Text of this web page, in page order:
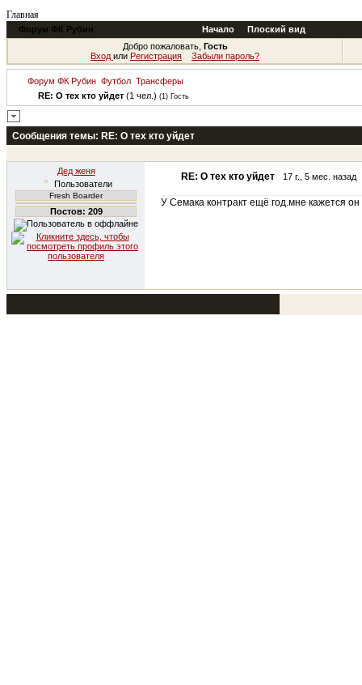
Главная
Форум ФК Рубин Начало
Плоский вид
Добро пожаловать, Гость
Вход или Регистрация Забыли пароль?
Форум ФК Рубин Футбол Трансферы
RE: О тех кто уйдет (1 чел.) (1) Гость
Сообщения темы: RE: О тех кто уйдет
Дед женя
Пользователи
Fresh Boarder
Постов: 209
RE: О тех кто уйдет 17 г., 5 мес. назад
У Семака контракт ещё год.мне кажется он